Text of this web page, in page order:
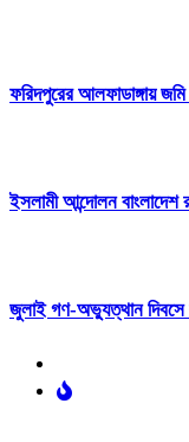
ফরিদপুরের আলফাডাঙ্গায়
ইসলামী আন্দোলন
‎জুলাই গণ-অভ্যুত্থান দিবসে